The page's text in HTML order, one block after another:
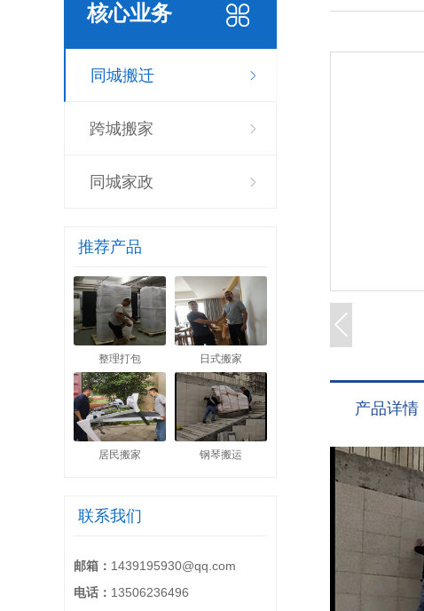
核心业务
同城搬迁
跨城搬家
同城家政
推荐产品
整理打包 日式搬家
居民搬家 钢琴搬运
联系我们
邮箱： 1439195930@qq.com
电话： 13506236496
产品详情